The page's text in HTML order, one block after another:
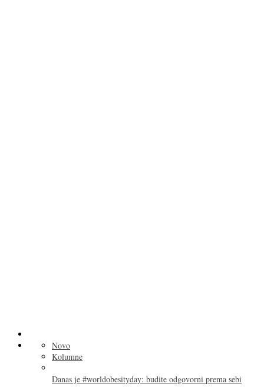
Novo
Kolumne
Danas je #worldobesityday: budite odgovorni prema sebi